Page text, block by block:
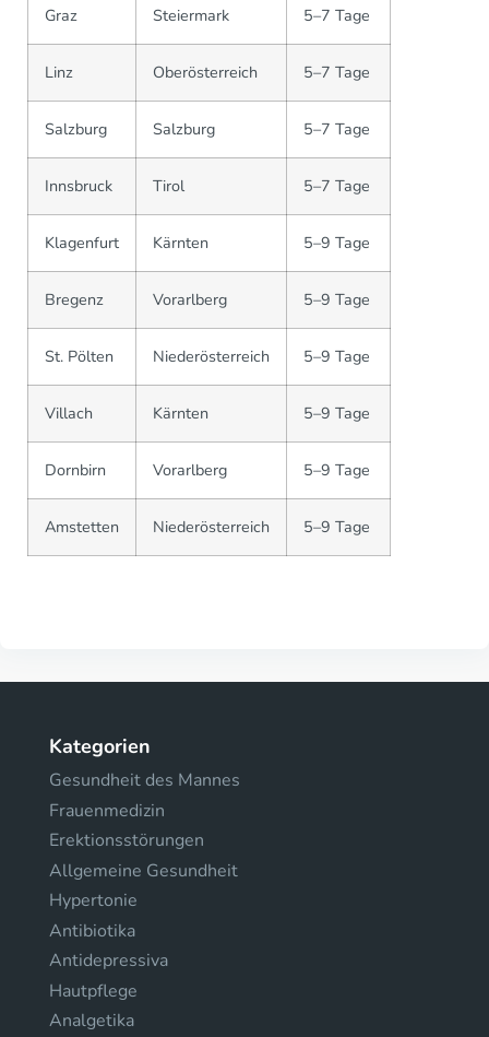
Graz Steiermark 5–7 Tage
Linz Oberösterreich 5–7 Tage
Salzburg Salzburg 5–7 Tage
Innsbruck Tirol 5–7 Tage
Klagenfurt Kärnten 5–9 Tage
Bregenz Vorarlberg 5–9 Tage
St. Pölten Niederösterreich 5–9 Tage
Villach Kärnten 5–9 Tage
Dornbirn Vorarlberg 5–9 Tage
Amstetten Niederösterreich 5–9 Tage
Kategorien
Gesundheit des Mannes
Frauenmedizin
Erektionsstörungen
Allgemeine Gesundheit
Hypertonie
Antibiotika
Antidepressiva
Hautpflege
Analgetika